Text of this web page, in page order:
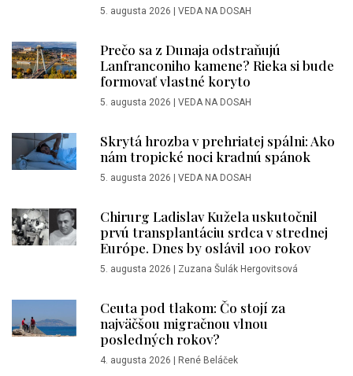
5. augusta 2026 VEDA NA DOSAH
Prečo sa z Dunaja odstraňujú
Lanfranconiho kamene? Rieka si bude
formovať vlastné koryto
5. augusta 2026 VEDA NA DOSAH
Skrytá hrozba v prehriatej spálni: Ako
nám tropické noci kradnú spánok
5. augusta 2026 VEDA NA DOSAH
Chirurg Ladislav Kužela uskutočnil
prvú transplantáciu srdca v strednej
Európe. Dnes by oslávil 100 rokov
5. augusta 2026 Zuzana Šulák Hergovitsová
Ceuta pod tlakom: Čo stojí za
najväčšou migračnou vlnou
posledných rokov?
4. augusta 2026 René Beláček